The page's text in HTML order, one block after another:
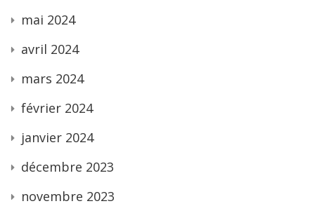
mai 2024
avril 2024
mars 2024
février 2024
janvier 2024
décembre 2023
novembre 2023